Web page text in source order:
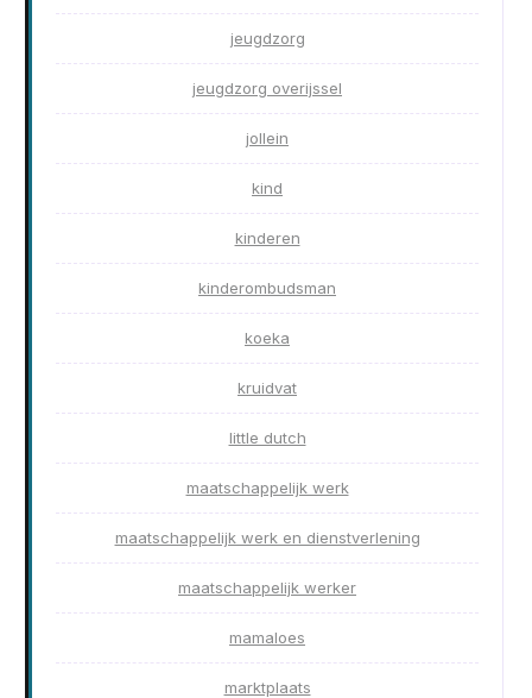
jeugdzorg
jeugdzorg overijssel
jollein
kind
kinderen
kinderombudsman
koeka
kruidvat
little dutch
maatschappelijk werk
maatschappelijk werk en dienstverlening
maatschappelijk werker
mamaloes
marktplaats